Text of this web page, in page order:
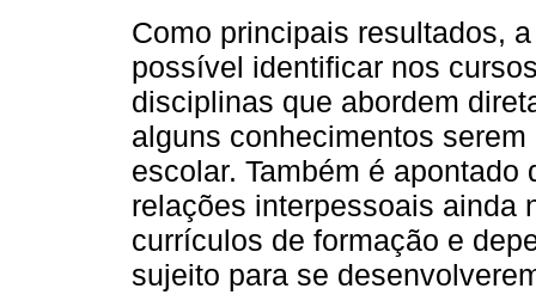
Como principais resultados,
possível identificar nos
disciplinas que abordem
alguns conhecimentos
escolar. Também é
relações interpessoais ainda
currículos de formação e
sujeito para se